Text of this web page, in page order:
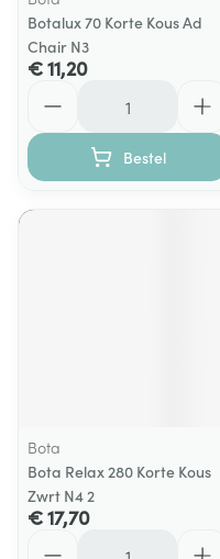
Botalux 70 Korte Kous Ad
Chair N3
€ 11,20
Bestel
Bota
Bota Relax 280 Korte Kous
Zwrt N4 2
€ 17,70